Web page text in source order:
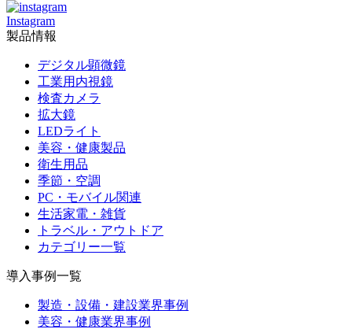
Instagram
製品情報
デジタル顕微鏡
工業用内視鏡
検査カメラ
拡大鏡
LEDライト
美容・健康製品
衛生用品
季節・空調
PC・モバイル関連
生活家電・雑貨
トラベル・アウトドア
カテゴリー一覧
導入事例一覧
製造・設備・建設業界事例
美容・健康業界事例